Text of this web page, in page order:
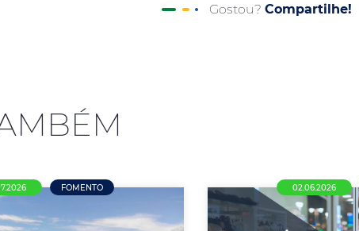
Gostou? Compartilhe!
FOMENTO 02.06.2026